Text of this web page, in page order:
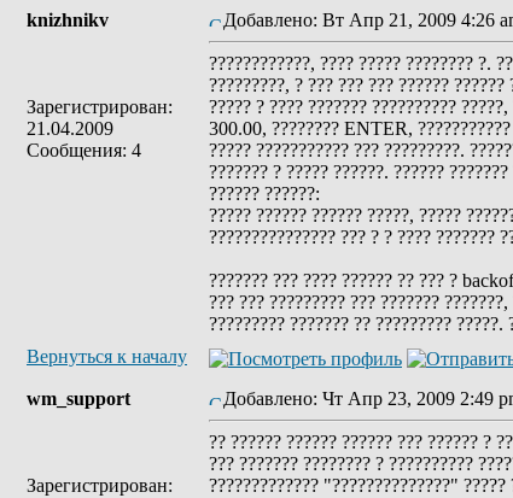
knizhnikv
Зарегистрирован:
21.04.2009
Сообщения: 4
Добавлено: Вт Апр 21, 2009 4:26
????????????, ???? ????? ???????? ?.
?????????, ? ??? ??? ??? ??????
????? ? ???? ??????? ??????????
300.00, ???????? ENTER, ???????????
????? ??????????? ??? ?????????.
??????? ? ????? ??????. ??????
?????? ??????:
????? ?????? ?????? ?????, ?????
??????????????? ??? ? ? ???? ???????
??????? ??? ???? ?????? ?? ??? ?
??? ??? ????????? ??? ???????
????????? ??????? ?? ?????????
Вернуться к началу
wm_support
Зарегистрирован:
Добавлено: Чт Апр 23, 2009 2:49
?? ?????? ?????? ?????? ??? ?????? ?
??? ??????? ???????? ? ??????????
????????????? "??????????????"